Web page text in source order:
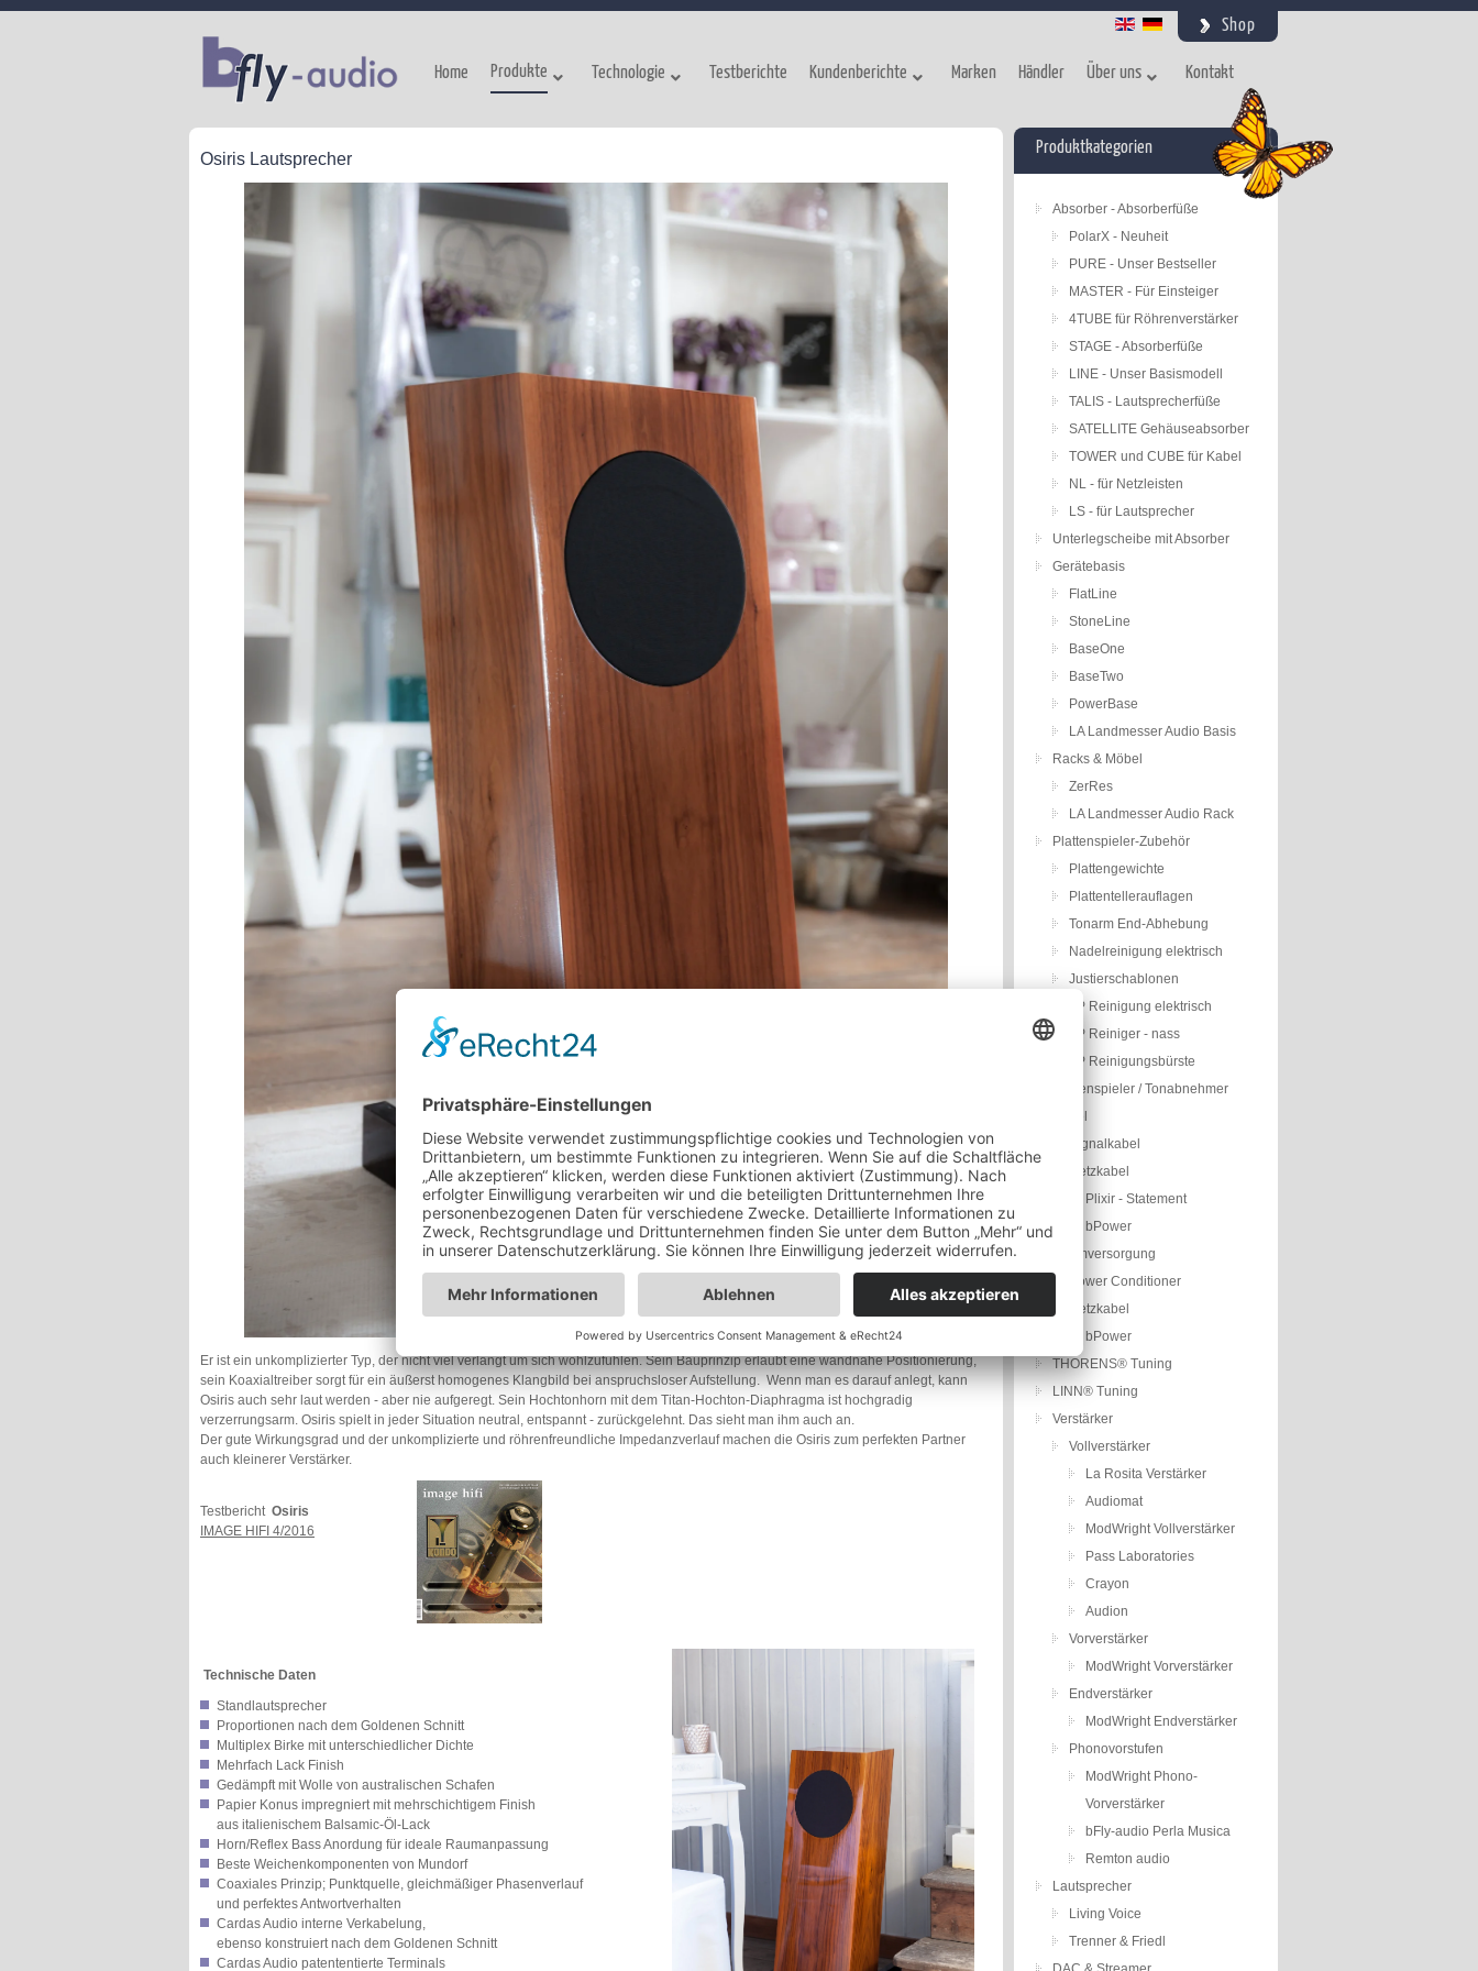
Shop
Home Produkte Technologie Testberichte Kundenberichte Marken Händler Über uns Kontakt
Osiris Lautsprecher
Er ist ein unkomplizierter Typ, der nicht viel verlangt um sich wohlzufühlen. Sein Bauprinzip erlaubt eine wandnahe Positionierung,
sein Koaxialtreiber sorgt für ein äußerst homogenes Klangbild bei anspruchsloser Aufstellung. Wenn man es darauf anlegt, kann
Osiris auch sehr laut werden - aber nie aufgeregt. Sein Hochtonhorn mit dem Titan-Hochton-Diaphragma ist hochgradig
verzerrungsarm. Osiris spielt in jeder Situation neutral, entspannt - zurückgelehnt. Das sieht man ihm auch an.
Der gute Wirkungsgrad und der unkomplizierte und röhrenfreundliche Impedanzverlauf machen die Osiris zum perfekten Partner
auch kleinerer Verstärker.​
Testbericht Osiris
IMAGE HIFI 4/2016
Technische Daten
Standlautsprecher
Proportionen nach dem Goldenen Schnitt
Multiplex Birke mit unterschiedlicher Dichte
Mehrfach Lack Finish
Gedämpft mit Wolle von australischen Schafen
Papier Konus impregniert mit mehrschichtigem Finish
aus italienischem Balsamic-Öl-Lack
Horn/Reflex Bass Anordung für ideale Raumanpassung
Beste Weichenkomponenten von Mundorf
Coaxiales Prinzip; Punktquelle, gleichmäßiger Phasenverlauf
und perfektes Antwortverhalten
Cardas Audio interne Verkabelung,
ebenso konstruiert nach dem Goldenen Schnitt
Cardas Audio patententierte Terminals
Produktkategorien
Absorber - Absorberfüße
PolarX - Neuheit
PURE - Unser Bestseller
MASTER - Für Einsteiger
4TUBE für Röhrenverstärker
STAGE - Absorberfüße
LINE - Unser Basismodell
TALIS - Lautsprecherfüße
SATELLITE Gehäuseabsorber
TOWER und CUBE für Kabel
NL - für Netzleisten
LS - für Lautsprecher
Unterlegscheibe mit Absorber
Gerätebasis
FlatLine
StoneLine
BaseOne
BaseTwo
PowerBase
LA Landmesser Audio Basis
Racks & Möbel
ZerRes
LA Landmesser Audio Rack
Plattenspieler-Zubehör
Plattengewichte
Plattentellerauflagen
Tonarm End-Abhebung
Nadelreinigung elektrisch
Justierschablonen
LP Reinigung elektrisch
LP Reiniger - nass
LP Reinigungsbürste
Plattenspieler / Tonabnehmer
Signalkabel
Netzkabel
Plixir - Statement
bPower
Stromversorgung
Power Conditioner
Netzkabel
bPower
THORENS® Tuning
LINN® Tuning
Verstärker
Vollverstärker
La Rosita Verstärker
Audiomat
ModWright Vollverstärker
Pass Laboratories
Crayon
Audion
Vorverstärker
ModWright Vorverstärker
Endverstärker
ModWright Endverstärker
Phonovorstufen
ModWright Phono-
Vorverstärker
bFly-audio Perla Musica
Remton audio
Lautsprecher
Living Voice
Trenner & Friedl